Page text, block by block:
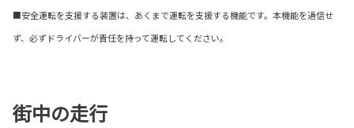
■安全運転を支援する装置は、あくまで運転を支援する機能です。本機能を過信せ
ず、必ずドライバーが責任を持って運転してください。
街中の走行